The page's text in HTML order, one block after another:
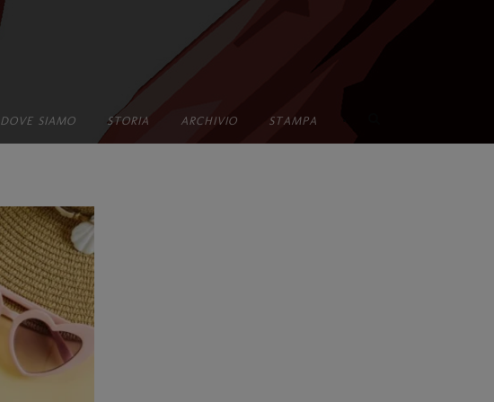
DOVE SIAMO STORIA ARCHIVIO STAMPA